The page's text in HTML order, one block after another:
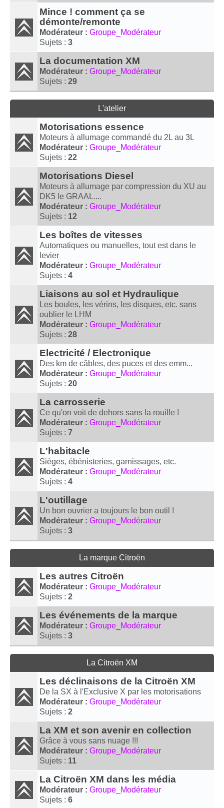
Mince ! comment ça se
démonte/remonte
Modérateur : Groupe_Modérateur
Sujets : 3
La documentation XM
Modérateur : Groupe_Modérateur
Sujets : 29
L'atelier
Motorisations essence
Moteurs à allumage commandé du 2L au 3L
Modérateur : Groupe_Modérateur
Sujets : 22
Motorisations Diesel
Moteurs à allumage par compression du XU au
DK5 le GRAAL....
Modérateur : Groupe_Modérateur
Sujets : 12
Les boîtes de vitesses
Automatiques ou manuelles, tout est dans le
levier
Modérateur : Groupe_Modérateur
Sujets : 4
Liaisons au sol et Hydraulique
Les boules, les vérins, les disques, etc. sans
oublier le LHM
Modérateur : Groupe_Modérateur
Sujets : 28
Electricité / Electronique
Des km de câbles, des puces et des emm...
Modérateur : Groupe_Modérateur
Sujets : 20
La carrosserie
Ce qu'on voit de dehors sans la rouille !
Modérateur : Groupe_Modérateur
Sujets : 7
L'habitacle
Sièges, ébénisteries, garnissages, etc.
Modérateur : Groupe_Modérateur
Sujets : 4
L'outillage
Un bon ouvrier a toujours le bon outil !
Modérateur : Groupe_Modérateur
Sujets : 3
La marque Citroën
Les autres Citroën
Modérateur : Groupe_Modérateur
Sujets : 2
Les événements de la marque
Modérateur : Groupe_Modérateur
Sujets : 3
La Citroën XM
Les déclinaisons de la Citroën XM
De la SX à l'Exclusive X par les motorisations
Modérateur : Groupe_Modérateur
Sujets : 2
La XM et son avenir en collection
Grâce à vous sans nuage !!!
Modérateur : Groupe_Modérateur
Sujets : 11
La Citroën XM dans les média
Modérateur : Groupe_Modérateur
Sujets : 6